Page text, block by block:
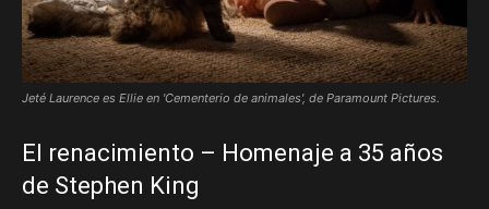
Jeté Laurence es Ellie en 'Cementerio de animales', de Paramount Pictures.
El renacimiento – Homenaje a 35 años
de Stephen King